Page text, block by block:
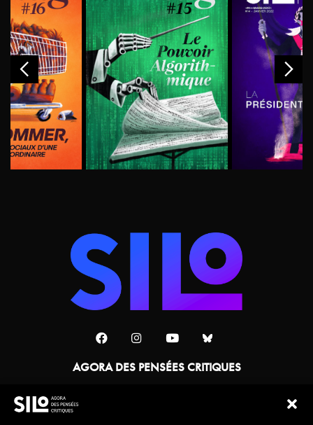
AGORA DES PENSÉES CRITIQUES